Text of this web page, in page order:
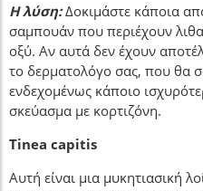
Η λύση:Δοκιμάστε κάποια
σαμπουάν που περιέχουν
οξύ. Αν αυτά δεν έχουν
το δερματολόγο σας, που θα
ενδεχομένως κάποιο
σκεύασμα με κορτιζόνη.
Tinea capitis
Αυτή είναι μια μυκητιασική